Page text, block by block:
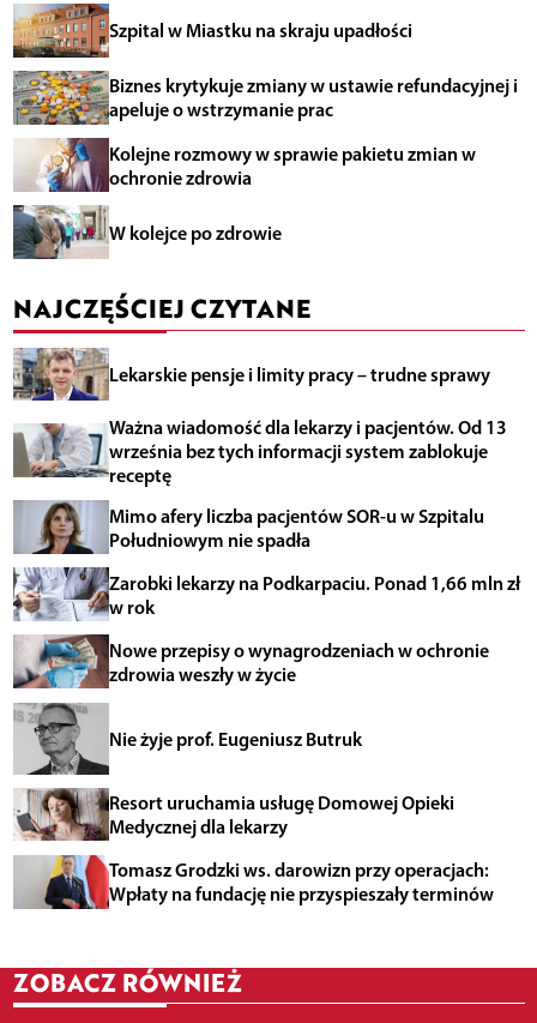
Szpital w Miastku na skraju upadłości
Biznes krytykuje zmiany w ustawie refundacyjnej i
apeluje o wstrzymanie prac
Kolejne rozmowy w sprawie pakietu zmian w
ochronie zdrowia
W kolejce po zdrowie
NAJCZĘŚCIEJ CZYTANE
Lekarskie pensje i limity pracy – trudne sprawy
Ważna wiadomość dla lekarzy i pacjentów. Od 13
września bez tych informacji system zablokuje
receptę
Mimo afery liczba pacjentów SOR-u w Szpitalu
Południowym nie spadła
Zarobki lekarzy na Podkarpaciu. Ponad 1,66 mln zł
w rok
Nowe przepisy o wynagrodzeniach w ochronie
zdrowia weszły w życie
Nie żyje prof. Eugeniusz Butruk
Resort uruchamia usługę Domowej Opieki
Medycznej dla lekarzy
Tomasz Grodzki ws. darowizn przy operacjach:
Wpłaty na fundację nie przyspieszały terminów
ZOBACZ RÓWNIEŻ